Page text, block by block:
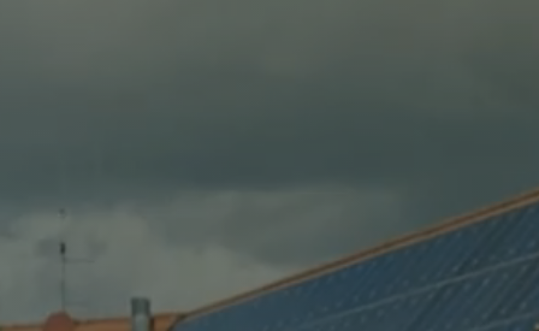
Seniorenbeirat